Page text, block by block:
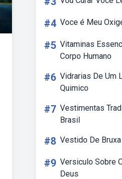
#4 Voce é Meu
#5 Vitaminas
Corpo Humano
#6 Vidrarias De Um
Quimico
#7 Vestimentas
Brasil
#8 Vestido De
#9 Versiculo Sobre
Deus